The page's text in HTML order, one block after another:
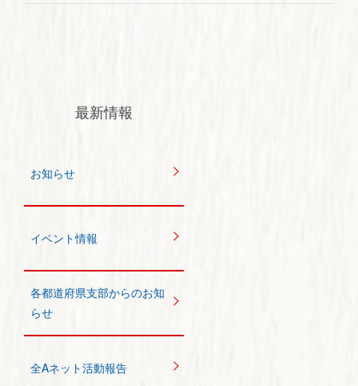
最新情報
お知らせ
イベント情報
各都道府県支部からのお知
らせ
全Aネット活動報告